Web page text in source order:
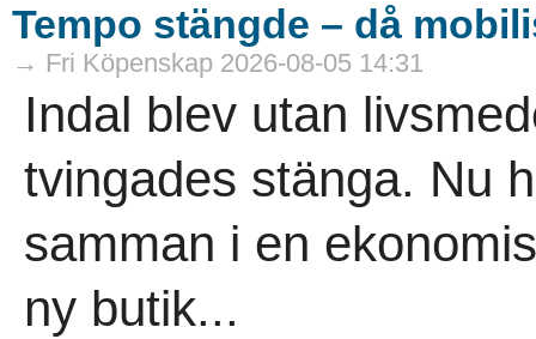
Tempo stängde – då
→ Fri Köpenskap 2026-08-05 14:31
Indal blev utan
tvingades stänga. Nu
samman i en
ny butik...